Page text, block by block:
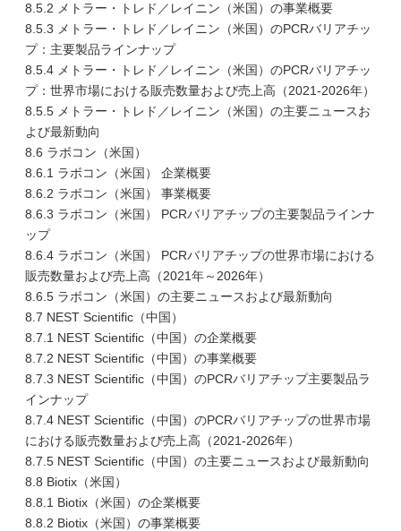
8.5.2 メトラー・トレド／レイニン（米国）の事業概要
8.5.3 メトラー・トレド／レイニン（米国）のPCRバリアチッ
プ：主要製品ラインナップ
8.5.4 メトラー・トレド／レイニン（米国）のPCRバリアチッ
プ：世界市場における販売数量および売上高（2021-2026年）
8.5.5 メトラー・トレド／レイニン（米国）の主要ニュースお
よび最新動向
8.6 ラボコン（米国）
8.6.1 ラボコン（米国） 企業概要
8.6.2 ラボコン（米国） 事業概要
8.6.3 ラボコン（米国） PCRバリアチップの主要製品ラインナ
ップ
8.6.4 ラボコン（米国） PCRバリアチップの世界市場における
販売数量および売上高（2021年～2026年）
8.6.5 ラボコン（米国）の主要ニュースおよび最新動向
8.7 NEST Scientific（中国）
8.7.1 NEST Scientific（中国）の企業概要
8.7.2 NEST Scientific（中国）の事業概要
8.7.3 NEST Scientific（中国）のPCRバリアチップ主要製品ラ
インナップ
8.7.4 NEST Scientific（中国）のPCRバリアチップの世界市場
における販売数量および売上高（2021-2026年）
8.7.5 NEST Scientific（中国）の主要ニュースおよび最新動向
8.8 Biotix（米国）
8.8.1 Biotix（米国）の企業概要
8.8.2 Biotix（米国）の事業概要